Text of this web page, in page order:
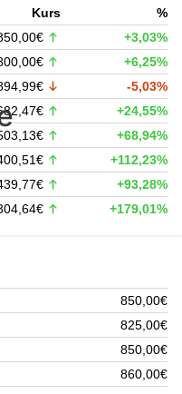
Kurs
%
+3,03%
+6,25%
-5,03%
+24,55%
+68,94%
+112,23%
+93,28%
+179,01%
850,00€
825,00€
850,00€
860,00€